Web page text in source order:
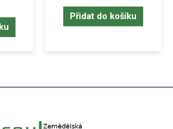
Přidat do košíku